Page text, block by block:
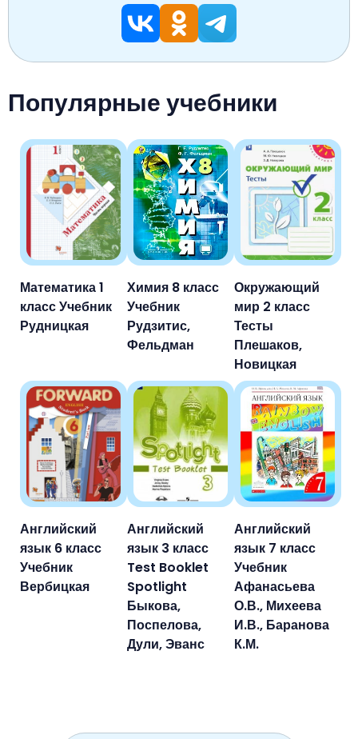
Популярные учебники
Математика 1
класс Учебник
Рудницкая
Химия 8 класс
Учебник
Рудзитис,
Фельдман
Окружающий
мир 2 класс
Тесты
Плешаков,
Новицкая
Английский
язык 6 класс
Учебник
Вербицкая
Английский
язык 3 класс
Test Booklet
Spotlight
Быкова,
Поспелова,
Дули, Эванс
Английский
язык 7 класс
Учебник
Афанасьева
О.В., Михеева
И.В., Баранова
К.М.